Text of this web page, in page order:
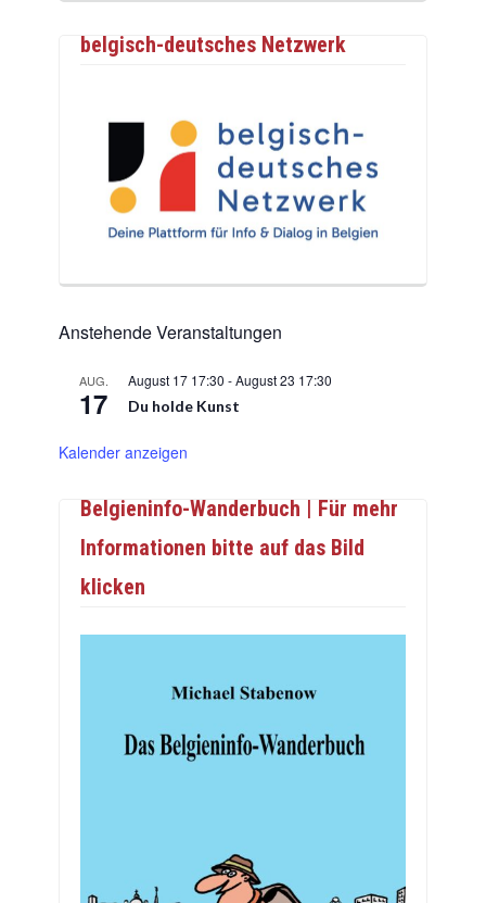
belgisch-deutsches Netzwerk
Anstehende Veranstaltungen
AUG.
17
August 17 17:30 -August 23 17:30
Du holde Kunst
Kalender anzeigen
Belgieninfo-Wanderbuch | Für mehr
Informationen bitte auf das Bild
klicken